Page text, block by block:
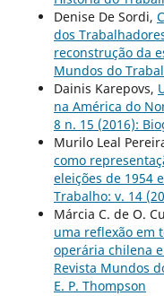
Denise De Sordi,
dos
reconstrução da
Mundos do
Dainis Karepovs,
na América do
8 n. 15 (2016):
Murilo Leal
como
eleições de 1954
Trabalho: v. 14
Márcia C. de O.
uma reflexão em
operária chilena
Revista Mundos
E. P. Thompson